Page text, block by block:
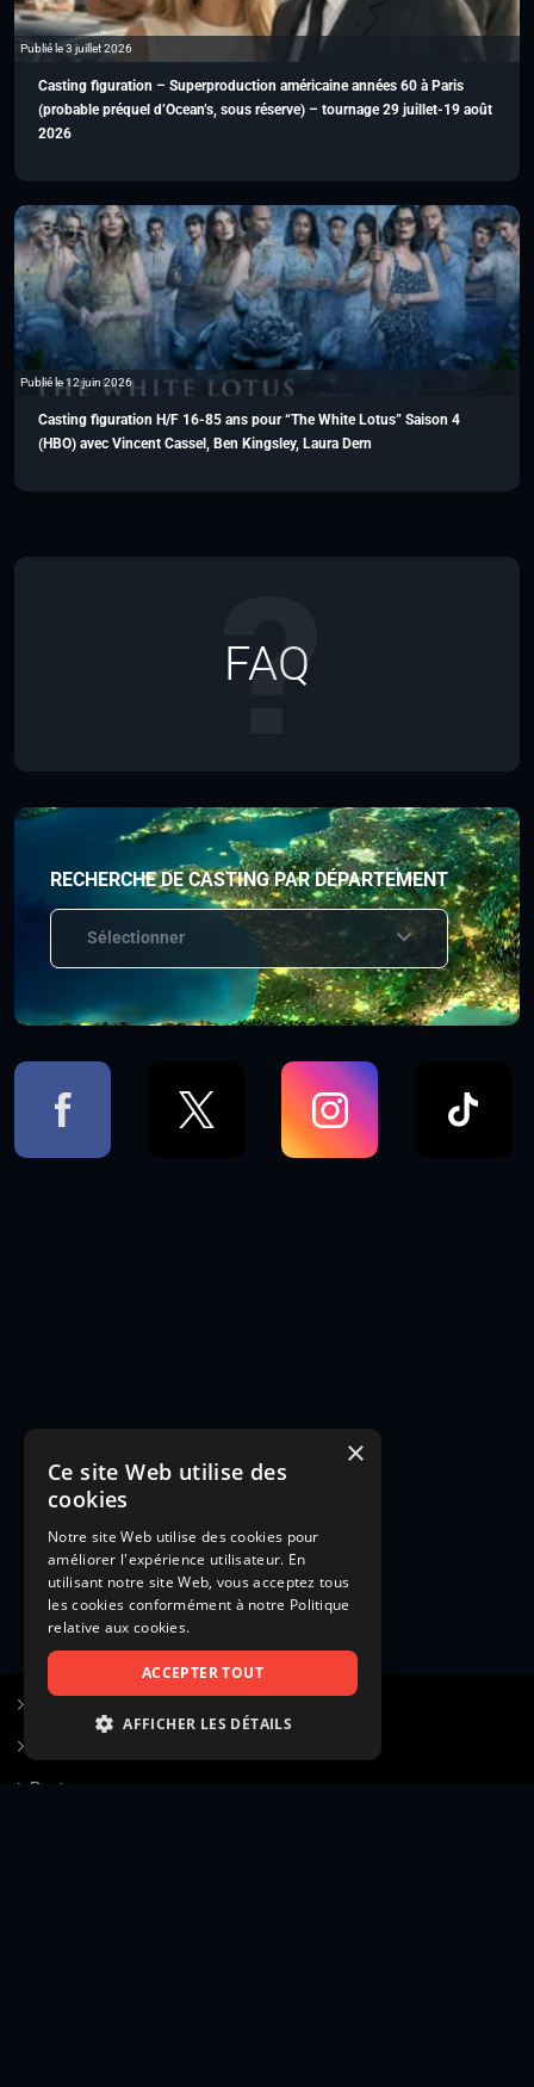
Publié le 3 juillet 2026
Casting figuration – Superproduction américaine années 60 à Paris
(probable préquel d’Ocean’s, sous réserve) – tournage 29 juillet-19 août
2026
Publié le 12 juin 2026
Casting figuration H/F 16-85 ans pour “The White Lotus” Saison 4
(HBO) avec Vincent Cassel, Ben Kingsley, Laura Dern
FAQ
RECHERCHE DE CASTING PAR DÉPARTEMENT
Sélectionner
Poster une annonce
×
Ce site Web utilise des
cookies
Notre site Web utilise des cookies pour
améliorer l'expérience utilisateur. En
utilisant notre site Web, vous acceptez tous
les cookies conformément à notre Politique
relative aux cookies.
ACCEPTER TOUT
AFFICHER LES DÉTAILS